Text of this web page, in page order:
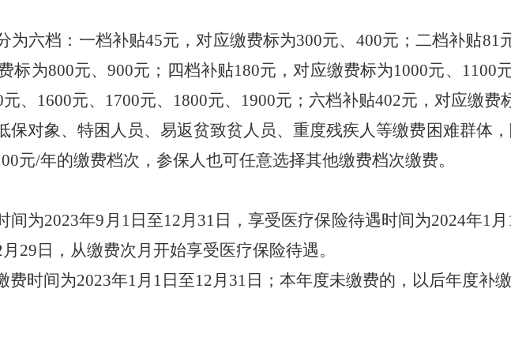
为六档：一档补贴45元，对应缴费标为300元、400元； 二档补贴81
标为800元、900元； 四档补贴180元，对应缴费标为1000元、1100
、1600元、1700元、1800元、1900元； 六档补贴402元，对应缴费
保对象、特困人员、易返贫致贫人员、重度残疾人等缴费困难群体
元/年的缴费档次，参保人也可任意选择其他缴费档次缴费。
间为2023年9月1日至12月31日，享受医疗保险待遇时间为2024年1
月29 日，从缴费次月开始享受医疗保险待遇。
费时间为2023年1月 1 日至12月 31 日 ；本年度未缴费的，以后年度补